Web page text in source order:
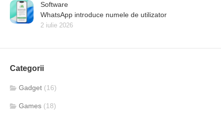
Software
WhatsApp introduce numele de utilizator
2 iulie 2026
Categorii
Gadget (16)
Games (18)